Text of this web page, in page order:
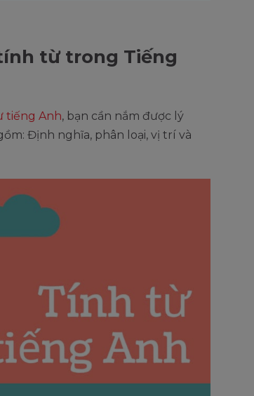
từ trong Tiếng
tiếng Anh, bạn cần nắm được lý
Định nghĩa, phân loại, vị trí và